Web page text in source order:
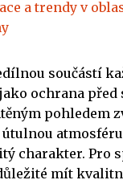
a trendy v
součástí
ochrana před
pohledem
atmosféru
charakter. Pro
mít